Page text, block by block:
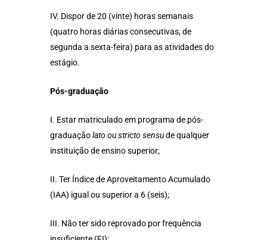
IV. Dispor de 20 (vinte) horas semanais
(quatro horas diárias consecutivas, de
segunda a sexta-feira) para as atividades do
estágio.
Pós-graduação
I. Estar matriculado em programa de pós-
graduaçãolato ou stricto sensude qualquer
instituição de ensino superior;
II. Ter Índice de Aproveitamento Acumulado
(IAA) igual ou superior a 6 (seis);
III. Não ter sido reprovado por frequência